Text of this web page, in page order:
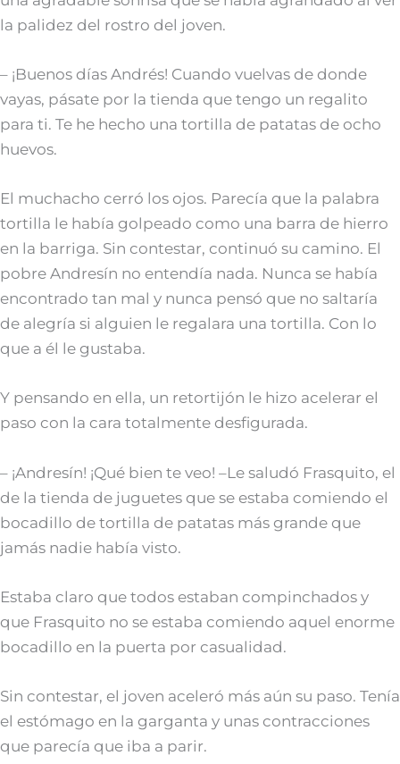
la palidez del rostro del joven.
– ¡Buenos días Andrés! Cuando vuelvas de donde
vayas, pásate por la tienda que tengo un regalito
para ti. Te he hecho una tortilla de patatas de ocho
huevos.
El muchacho cerró los ojos. Parecía que la palabra
tortilla le había golpeado como una barra de hierro
en la barriga. Sin contestar, continuó su camino. El
pobre Andresín no entendía nada. Nunca se había
encontrado tan mal y nunca pensó que no saltaría
de alegría si alguien le regalara una tortilla. Con lo
que a él le gustaba.
Y pensando en ella, un retortijón le hizo acelerar el
paso con la cara totalmente desfigurada.
– ¡Andresín! ¡Qué bien te veo! –Le saludó Frasquito, el
de la tienda de juguetes que se estaba comiendo el
bocadillo de tortilla de patatas más grande que
jamás nadie había visto.
Estaba claro que todos estaban compinchados y
que Frasquito no se estaba comiendo aquel enorme
bocadillo en la puerta por casualidad.
Sin contestar, el joven aceleró más aún su paso. Tenía
el estómago en la garganta y unas contracciones
que parecía que iba a parir.